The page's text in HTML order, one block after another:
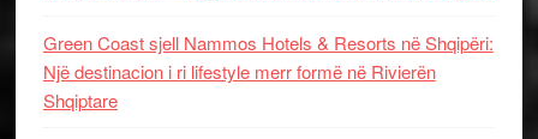
Green Coast sjell Nammos Hotels & Resorts në Shqipëri:
Një destinacion i ri lifestyle merr formë në Rivierën
Shqiptare